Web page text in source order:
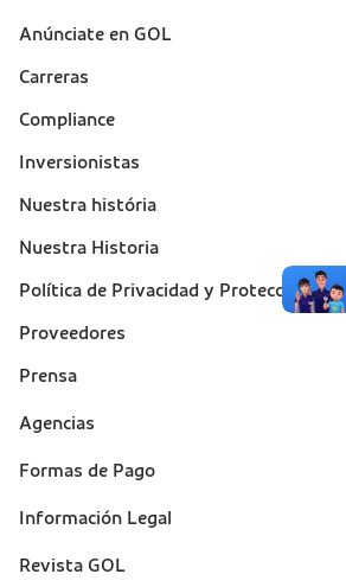
Sobre a Gol (footer)
Anúnciate en GOL
Carreras
Compliance
Inversionistas
Nuestra história
Nuestra Historia
Política de Privacidad y Protección de
Proveedores
Prensa
Suporte
Agencias
Formas de Pago
Información Legal
Revista GOL